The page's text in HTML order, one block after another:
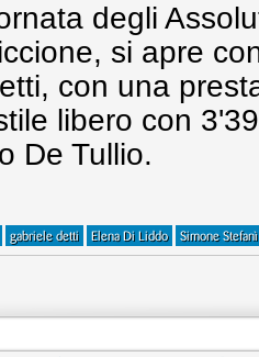
degli
si apre
con una
libero con
De Tullio.
gabriele detti Elena Di Liddo Simone Stefanì